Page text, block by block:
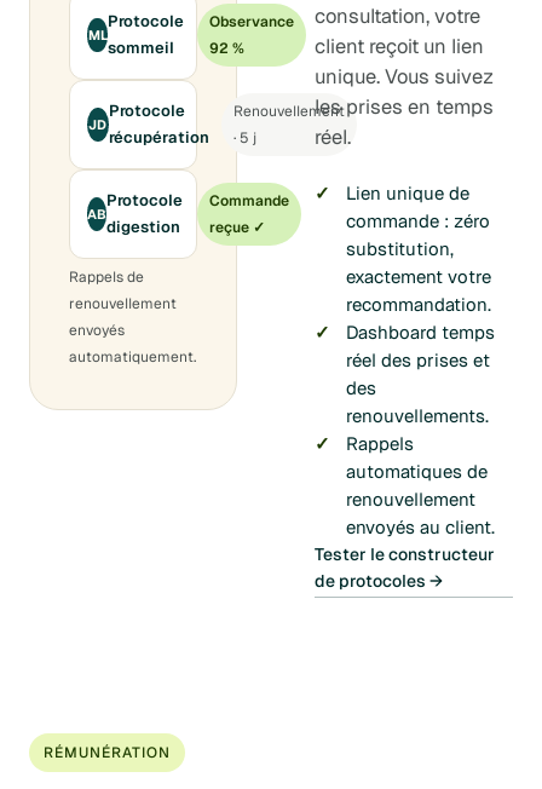
consultation, votre
client reçoit un lien
unique. Vous suivez
les prises en temps
réel.
Lien unique de
commande : zéro
substitution,
exactement votre
recommandation.
Dashboard temps
réel des prises et
des
renouvellements.
Rappels
automatiques de
renouvellement
envoyés au client.
Tester le constructeur
de protocoles →
ML
Protocole
sommeil
Observance
92 %
JD
Protocole
récupération
Renouvellement
· 5 j
AB
Protocole
digestion
Commande
reçue ✓
Rappels de
renouvellement
envoyés
automatiquement.
RÉMUNÉRATION